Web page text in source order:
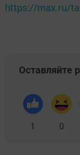
https://max.ru/
Оставляйте
1 0